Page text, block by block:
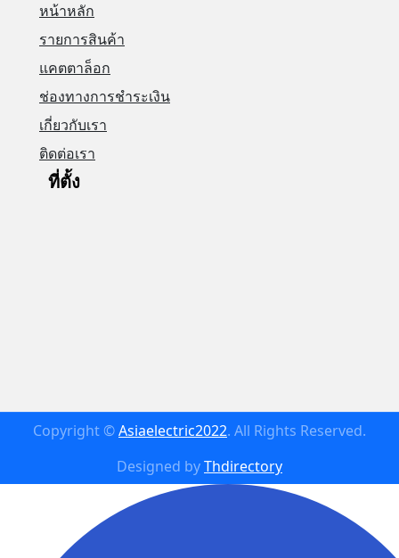
หน้าหลัก
รายการสินค้า
แคตตาล็อก
ช่องทางการชำระเงิน
เกี่ยวกับเรา
ติดต่อเรา
ที่ตั้ง
Copyright ©Asiaelectric2022. All Rights Reserved.
Designed byThdirectory